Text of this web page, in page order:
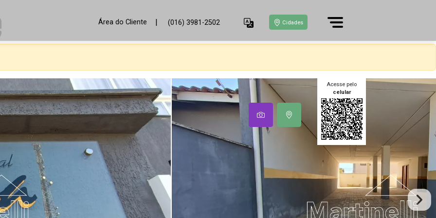
Área do Cliente | (016) 3981-2502 Cidades
Acesse pelo
celular